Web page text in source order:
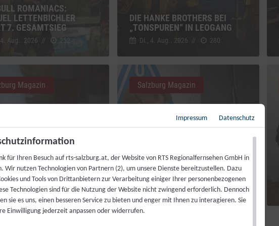
ROMANIACS:
LETTENBICHLER
7. GESAMTSIEG
Aug.. 2026 // 252
DIE HANKE BROTHERS BEI
„TONSPUREN“ IN LEOGANG
Di., 4. Aug.. 2026 // 280
FÜR JEDERMANN:
SPENDIEREN
FESTMAHL
Aug.. 2026 // 230
Magazin
LIVEKONTAKT ZUR ISS
Fr., 31. Juli. 2026 // 216
Salzburg Magazin
Impressum Datenschutz
für Ihren Besuch auf rts-salzburg.at, der Website von RTS Regionalfernsehen GmbH in
Wir nutzen Technologien von Partnern (2), um unsere Dienste bereitzustellen. Dazu
und Tools von Drittanbietern zur Verarbeitung einiger Ihrer personenbezogenen
Technologien sind für die Nutzung der Website nicht zwingend erforderlich. Dennoch
sie es uns, einen besseren Service zu bieten und enger mit Ihnen zu interagieren. Sie
Einwilligung jederzeit anpassen oder widerrufen.